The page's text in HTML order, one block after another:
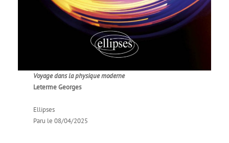
Voyage dans la physique moderne
Leterme Georges
Ellipses
Paru le 08/04/2025